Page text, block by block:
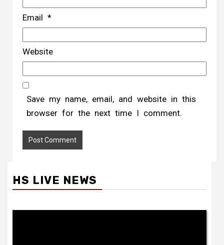
Email *
Website
Save my name, email, and website in this
browser for the next time I comment.
HS LIVE NEWS